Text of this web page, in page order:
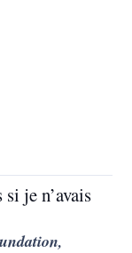
je n’avais